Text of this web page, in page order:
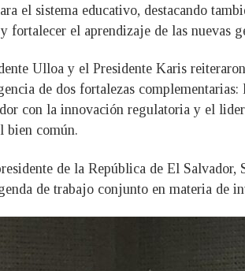
el sistema educativo, destacando
fortalecer el aprendizaje de las nuevas
Ulloa y el Presidente Karis
de dos fortalezas
con la innovación regulatoria y el
bien común.
de la República de El
de trabajo conjunto en materia